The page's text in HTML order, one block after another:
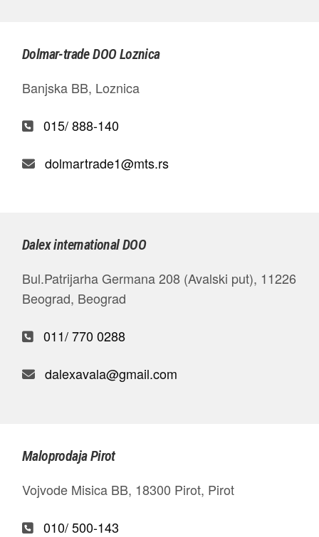
Dolmar-trade DOO Loznica
Banjska BB, Loznica
015/ 888-140
dolmartrade1@mts.rs
Dalex international DOO
Bul.Patrijarha Germana 208 (Avalski put), 11226
Beograd, Beograd
011/ 770 0288
dalexavala@gmail.com
Maloprodaja Pirot
Vojvode Misica BB, 18300 Pirot, Pirot
010/ 500-143